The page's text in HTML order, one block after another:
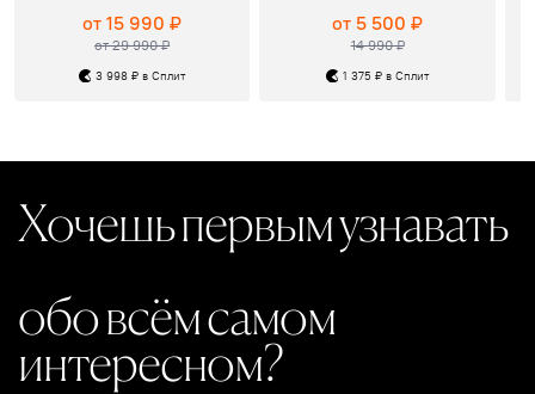
от 29 990 ₽
от 15 990 ₽
3 998 ₽ в Сплит
14 990 ₽
от 5 500 ₽
1 375 ₽ в Сплит
Хочешь первым узнавать
обо всём самом
интересном?